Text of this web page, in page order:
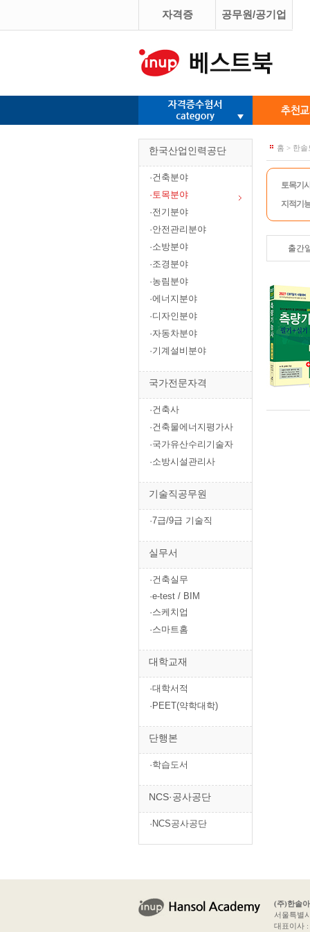
자격증 공무원/공기업
한국산업인력공단
·건축분야
·토목분야
·전기분야
·안전관리분야
·소방분야
·조경분야
·농림분야
·에너지분야
·디자인분야
·자동차분야
·기계설비분야
국가전문자격
·건축사
·건축물에너지평가사
·국가유산수리기술자
·소방시설관리사
기술직공무원
·7급/9급 기술직
실무서
·건축실무
·e-test / BIM
·스케치업
·스마트홈
대학교재
·대학서적
·PEET(약학대학)
단행본
·학습도서
NCS·공사공단
·NCS공사공단
홈 > 한
토목기
지적기
출간
(주)한솔
서울특별
대표이사